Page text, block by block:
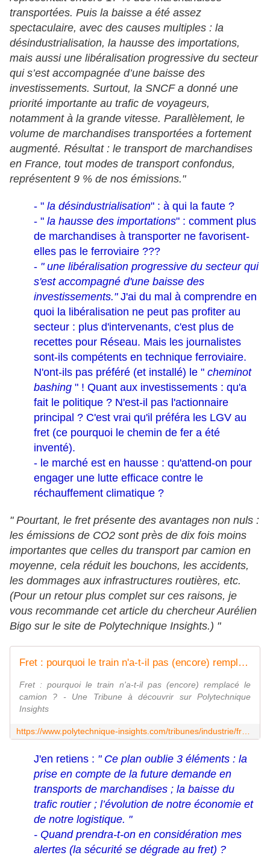
transportées. Puis la baisse a été assez
spectaculaire, avec des causes multiples : la
désindustrialisation, la hausse des importations,
mais aussi une libéralisation progressive du secteur
qui s’est accompagnée d’une baisse des
investissements. Surtout, la SNCF a donné une
priorité importante au trafic de voyageurs,
notamment à la grande vitesse. Parallèlement, le
volume de marchandises transportées a fortement
augmenté. Résultat : le transport de marchandises
en France, tout modes de transport confondus,
représentent 9 % de nos émissions."
- " la désindustrialisation" : à qui la faute ?
- " la hausse des importations" : comment plus
de marchandises à transporter ne favorisent-
elles pas le ferroviaire ???
- " une libéralisation progressive du secteur qui
s'est accompagné d'une baisse des
investissements."J'ai du mal à comprendre en
quoi la libéralisation ne peut pas profiter au
secteur : plus d'intervenants, c'est plus de
recettes pour Réseau. Mais les journalistes
sont-ils compétents en technique ferroviaire.
N'ont-ils pas préféré (et installé) le " cheminot
bashing " ! Quant aux investissements : qu'a
fait le politique ? N'est-il pas l'actionnaire
principal ? C'est vrai qu'il préféra les LGV au
fret (ce pourquoi le chemin de fer a été
inventé).
- le marché est en hausse : qu'attend-on pour
engager une lutte efficace contre le
réchauffement climatique ?
" Pourtant, le fret présente des avantages non nuls :
les émissions de CO2 sont près de dix fois moins
importantes que celles du transport par camion en
moyenne, cela réduit les bouchons, les accidents,
les dommages aux infrastructures routières, etc.
(Pour un retour plus complet sur ces raisons, je
vous recommande cet article du chercheur Aurélien
Bigo sur le site de Polytechnique Insights.) "
Fret : pourquoi le train n'a-t-il pas (encore) remplacé le camion ? - Polytechnique Insights
Fret : pourquoi le train n'a-t-il pas (encore) remplacé le
camion ? - Une Tribune à découvrir sur Polytechnique
Insights
J'en retiens : " Ce plan oublie 3 éléments : la
prise en compte de la future demande en
transports de marchandises ; la baisse du
trafic routier ; l’évolution de notre économie et
de notre logistique. "
- Quand prendra-t-on en considération mes
alertes (la sécurité se dégrade au fret) ?